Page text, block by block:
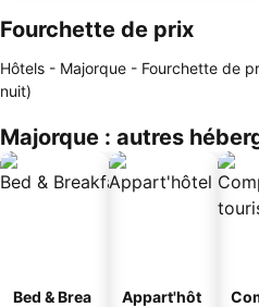
Fourchette de prix
Hôtels - Majorque - Fourchette de
nuit)
Majorque : autres
Bed & Brea
Appart'hôt